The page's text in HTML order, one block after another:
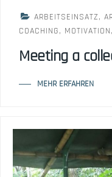
ARBEITSEINSATZ,
COACHING, MOTIVATION,
Meeting a
MEHR ERFAHREN